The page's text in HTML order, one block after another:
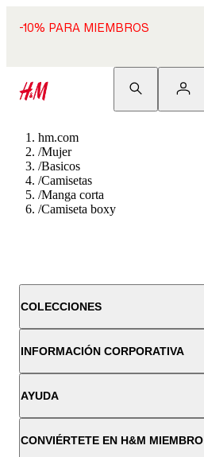
-10% PARA MIEMBROS
hm.com
/Mujer
/Basicos
/Camisetas
/Manga corta
/Camiseta boxy
COLECCIONES
INFORMACIÓN CORPORATIVA
AYUDA
CONVIÉRTETE EN H&M MIEMBRO